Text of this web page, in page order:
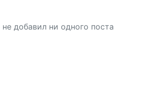
добавил ни одного поста